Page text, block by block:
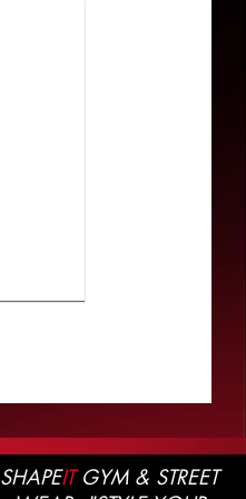
SHAPEITGYM & STREET